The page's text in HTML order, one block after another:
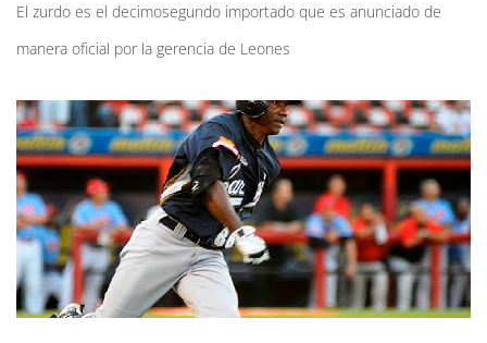
El zurdo es el decimosegundo importado que es anunciado de
manera oficial por la gerencia de Leones